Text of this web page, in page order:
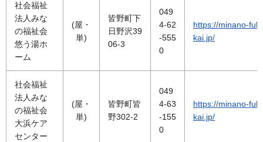
社会福祉
法人みな
の福祉会
悠う湯ホ
ーム
(屋・
単)
皆野町下
日野沢39
06-3
049
4-62
-555
0
https://minano-
kai.jp/
社会福祉
法人みな
の福祉会
大浜ケア
センター
(屋・
単)
皆野町皆
野302-2
049
4-63
-155
0
https://minano-
kai.jp/